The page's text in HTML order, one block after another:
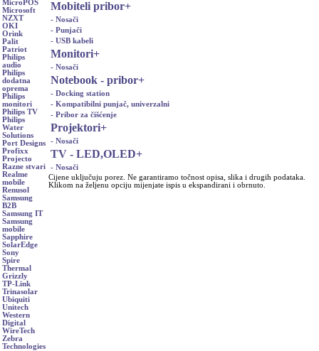
MicroPOS
Microsoft
NZXT
OKI
Orink
Palit
Patriot
Philips
audio
Philips
dodatna
oprema
Philips
monitori
Philips TV
Philips
Water
Solutions
Port Designs
Profixx
Projecto
Razne stvari
Realme
mobile
Renusol
Samsung
B2B
Samsung IT
Samsung
mobile
Sapphire
SolarEdge
Sony
Spire
Thermal
Grizzly
TP-Link
Trinasolar
Ubiquiti
Unitech
Western
Digital
WireTech
Zebra
Technologies
Mobiteli pribor+
- Nosači
- Punjači
- USB kabeli
Monitori+
- Nosači
Notebook - pribor+
- Docking station
- Kompatibilni punjač, univerzalni
- Pribor za čišćenje
Projektori+
- Nosači
TV - LED,OLED+
- Nosači
Cijene uključuju porez. Ne garantiramo točnost opisa, slika i drugih podataka.
Klikom na željenu opciju mijenjate ispis u ekspandirani i obrnuto.